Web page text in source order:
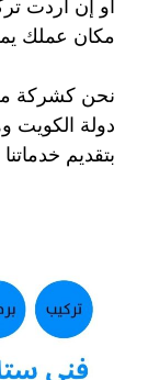
أو إن أردت
مكان عملك
نحن كشركة
دولة الكويت
بتقديم